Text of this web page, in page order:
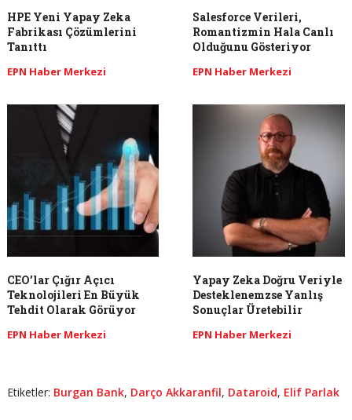
HPE Yeni Yapay Zeka
Fabrikası Çözümlerini
Tanıttı
EPN Haber Merkezi
Salesforce Verileri,
Romantizmin Hala Canlı
Olduğunu Gösteriyor
EPN Haber Merkezi
CEO’lar Çığır Açıcı
Teknolojileri En Büyük
Tehdit Olarak Görüyor
EPN Haber Merkezi
Yapay Zeka Doğru Veriyle
Desteklenemzse Yanlış
Sonuçlar Üretebilir
EPN Haber Merkezi
Etiketler: Burgan Bank, Darço Akkaranfil, Dataroid, Elif Parlak